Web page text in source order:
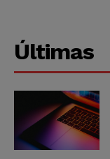
Últimas